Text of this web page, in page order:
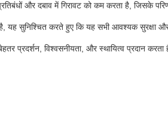
और दबाव में गिरावट को कम करता है, जिसके
है, यह सुनिश्चित करते हुए कि यह सभी आवश्यक
प्रदर्शन, विश्वसनीयता, और स्थायित्व प्रदान